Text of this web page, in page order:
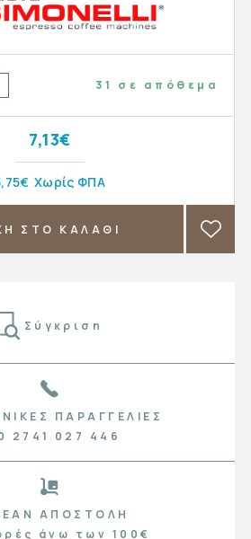
31 σε απόθεμα
7,13€
Χωρίς ΦΠΑ
ΣΤΟ ΚΑΛΑΘΙ
Σύγκριση
ΠΑΡΑΓΓΕΛΊΕΣ
2741 027 446
ΑΠΟΣΤΟΛΉ
άνω των 100€